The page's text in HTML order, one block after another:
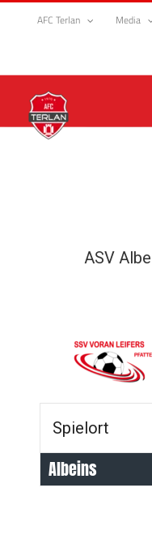
Zum
AFC Terlan Media
ASV
Spielort
Albeins